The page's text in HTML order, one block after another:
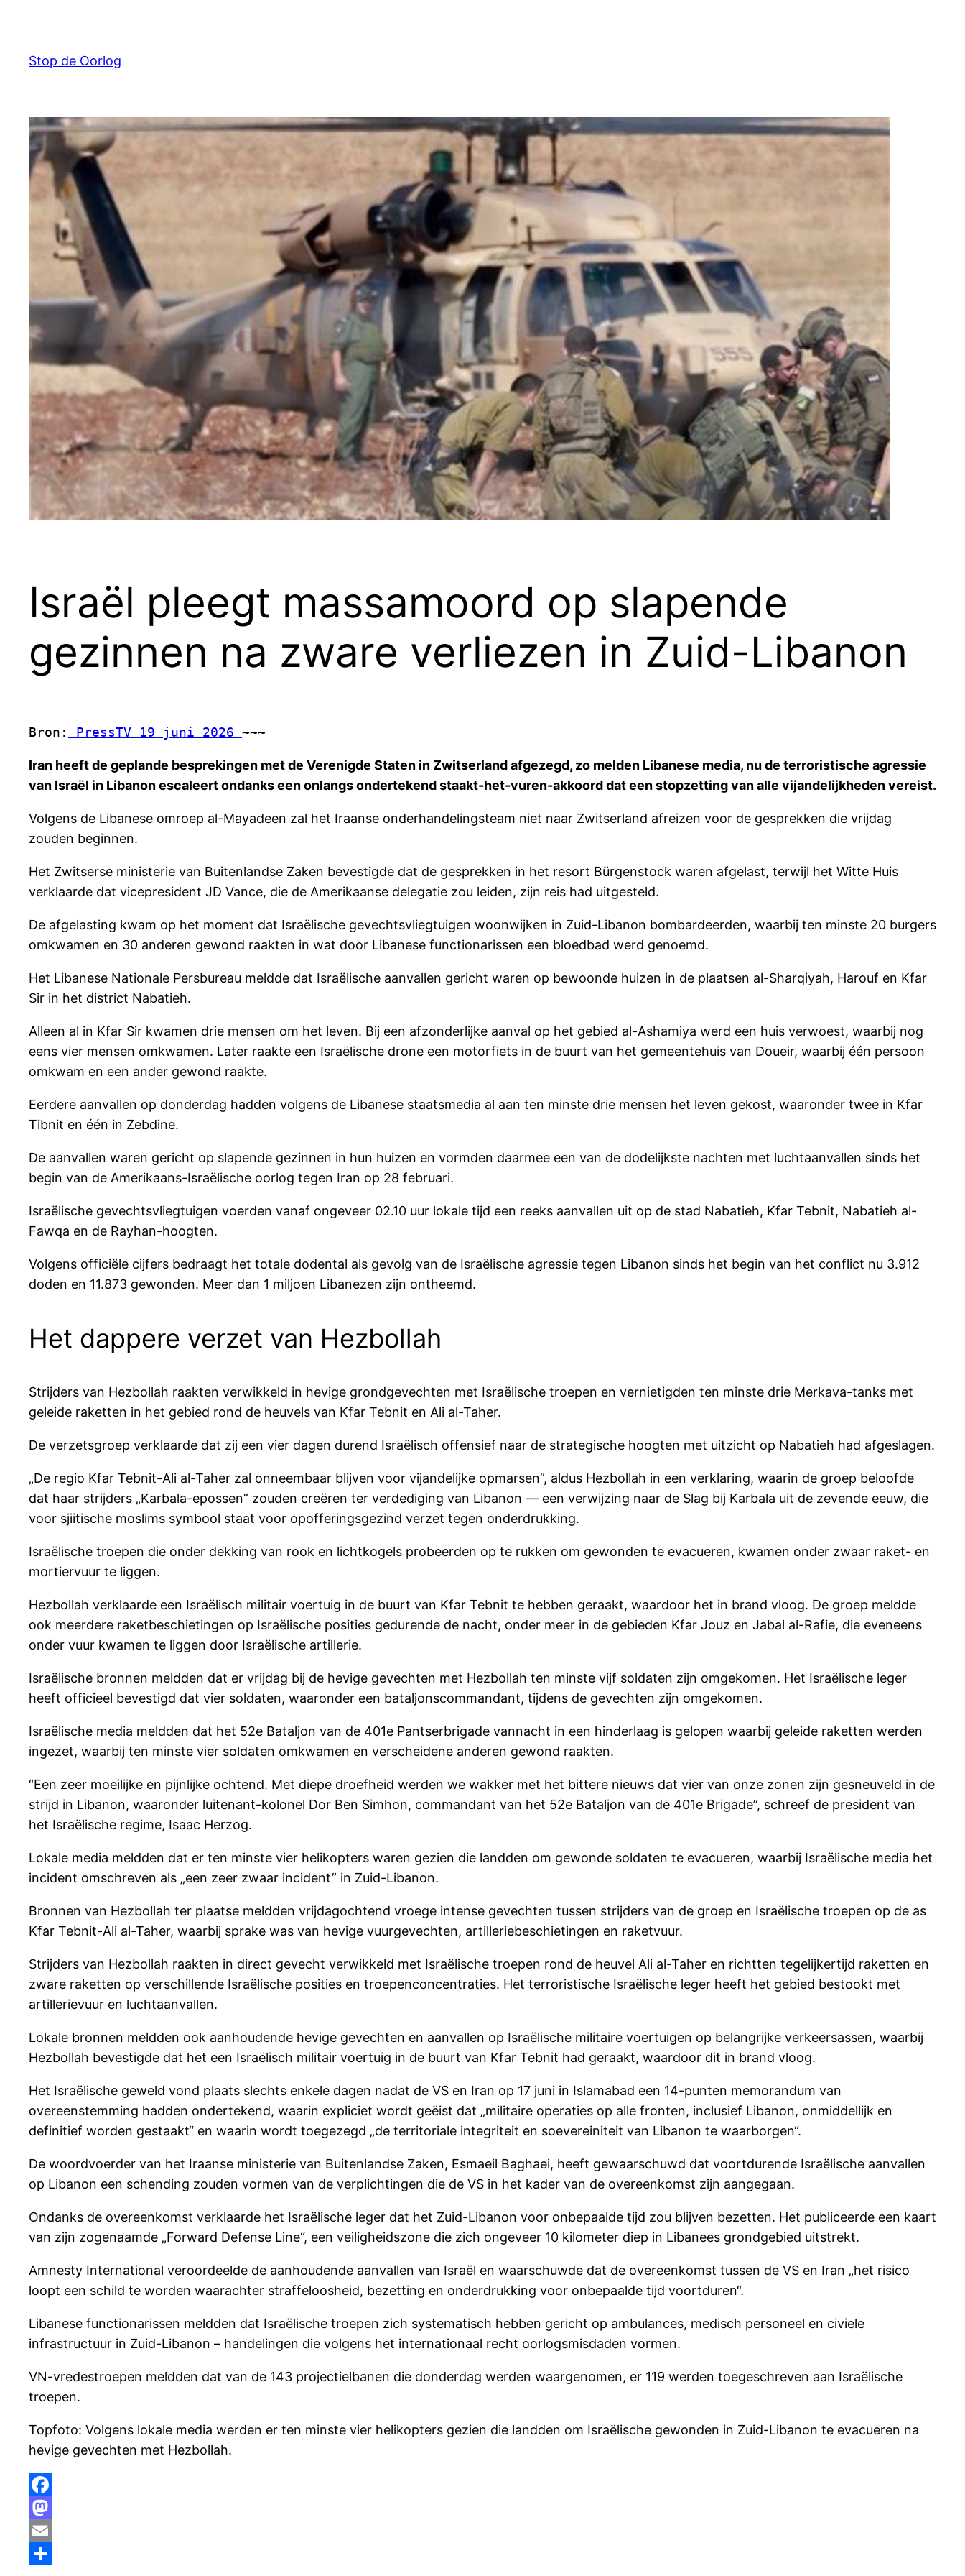
Stop de Oorlog
Israël pleegt massamoord op slapende
gezinnen na zware verliezen in Zuid-Libanon
Bron: PressTV 19 juni 2026 ~~~
Iran heeft de geplande besprekingen met de Verenigde Staten in Zwitserland afgezegd, zo melden Libanese media, nu de terroristische agressie
van Israël in Libanon escaleert ondanks een onlangs ondertekend staakt-het-vuren-akkoord dat een stopzetting van alle vijandelijkheden vereist.
Volgens de Libanese omroep al-Mayadeen zal het Iraanse onderhandelingsteam niet naar Zwitserland afreizen voor de gesprekken die vrijdag
zouden beginnen.
Het Zwitserse ministerie van Buitenlandse Zaken bevestigde dat de gesprekken in het resort Bürgenstock waren afgelast, terwijl het Witte Huis
verklaarde dat vicepresident JD Vance, die de Amerikaanse delegatie zou leiden, zijn reis had uitgesteld.
De afgelasting kwam op het moment dat Israëlische gevechtsvliegtuigen woonwijken in Zuid-Libanon bombardeerden, waarbij ten minste 20 burgers
omkwamen en 30 anderen gewond raakten in wat door Libanese functionarissen een bloedbad werd genoemd.
Het Libanese Nationale Persbureau meldde dat Israëlische aanvallen gericht waren op bewoonde huizen in de plaatsen al-Sharqiyah, Harouf en Kfar
Sir in het district Nabatieh.
Alleen al in Kfar Sir kwamen drie mensen om het leven. Bij een afzonderlijke aanval op het gebied al-Ashamiya werd een huis verwoest, waarbij nog
eens vier mensen omkwamen. Later raakte een Israëlische drone een motorfiets in de buurt van het gemeentehuis van Doueir, waarbij één persoon
omkwam en een ander gewond raakte.
Eerdere aanvallen op donderdag hadden volgens de Libanese staatsmedia al aan ten minste drie mensen het leven gekost, waaronder twee in Kfar
Tibnit en één in Zebdine.
De aanvallen waren gericht op slapende gezinnen in hun huizen en vormden daarmee een van de dodelijkste nachten met luchtaanvallen sinds het
begin van de Amerikaans-Israëlische oorlog tegen Iran op 28 februari.
Israëlische gevechtsvliegtuigen voerden vanaf ongeveer 02.10 uur lokale tijd een reeks aanvallen uit op de stad Nabatieh, Kfar Tebnit, Nabatieh al-
Fawqa en de Rayhan-hoogten.
Volgens officiële cijfers bedraagt het totale dodental als gevolg van de Israëlische agressie tegen Libanon sinds het begin van het conflict nu 3.912
doden en 11.873 gewonden. Meer dan 1 miljoen Libanezen zijn ontheemd.
Het dappere verzet van Hezbollah
Strijders van Hezbollah raakten verwikkeld in hevige grondgevechten met Israëlische troepen en vernietigden ten minste drie Merkava-tanks met
geleide raketten in het gebied rond de heuvels van Kfar Tebnit en Ali al-Taher.
De verzetsgroep verklaarde dat zij een vier dagen durend Israëlisch offensief naar de strategische hoogten met uitzicht op Nabatieh had afgeslagen.
„De regio Kfar Tebnit-Ali al-Taher zal onneembaar blijven voor vijandelijke opmarsen”, aldus Hezbollah in een verklaring, waarin de groep beloofde
dat haar strijders „Karbala-epossen” zouden creëren ter verdediging van Libanon — een verwijzing naar de Slag bij Karbala uit de zevende eeuw, die
voor sjiitische moslims symbool staat voor opofferingsgezind verzet tegen onderdrukking.
Israëlische troepen die onder dekking van rook en lichtkogels probeerden op te rukken om gewonden te evacueren, kwamen onder zwaar raket- en
mortiervuur te liggen.
Hezbollah verklaarde een Israëlisch militair voertuig in de buurt van Kfar Tebnit te hebben geraakt, waardoor het in brand vloog. De groep meldde
ook meerdere raketbeschietingen op Israëlische posities gedurende de nacht, onder meer in de gebieden Kfar Jouz en Jabal al-Rafie, die eveneens
onder vuur kwamen te liggen door Israëlische artillerie.
Israëlische bronnen meldden dat er vrijdag bij de hevige gevechten met Hezbollah ten minste vijf soldaten zijn omgekomen. Het Israëlische leger
heeft officieel bevestigd dat vier soldaten, waaronder een bataljonscommandant, tijdens de gevechten zijn omgekomen.
Israëlische media meldden dat het 52e Bataljon van de 401e Pantserbrigade vannacht in een hinderlaag is gelopen waarbij geleide raketten werden
ingezet, waarbij ten minste vier soldaten omkwamen en verscheidene anderen gewond raakten.
“Een zeer moeilijke en pijnlijke ochtend. Met diepe droefheid werden we wakker met het bittere nieuws dat vier van onze zonen zijn gesneuveld in de
strijd in Libanon, waaronder luitenant-kolonel Dor Ben Simhon, commandant van het 52e Bataljon van de 401e Brigade”, schreef de president van
het Israëlische regime, Isaac Herzog.
Lokale media meldden dat er ten minste vier helikopters waren gezien die landden om gewonde soldaten te evacueren, waarbij Israëlische media het
incident omschreven als „een zeer zwaar incident” in Zuid-Libanon.
Bronnen van Hezbollah ter plaatse meldden vrijdagochtend vroege intense gevechten tussen strijders van de groep en Israëlische troepen op de as
Kfar Tebnit-Ali al-Taher, waarbij sprake was van hevige vuurgevechten, artilleriebeschietingen en raketvuur.
Strijders van Hezbollah raakten in direct gevecht verwikkeld met Israëlische troepen rond de heuvel Ali al-Taher en richtten tegelijkertijd raketten en
zware raketten op verschillende Israëlische posities en troepenconcentraties. Het terroristische Israëlische leger heeft het gebied bestookt met
artillerievuur en luchtaanvallen.
Lokale bronnen meldden ook aanhoudende hevige gevechten en aanvallen op Israëlische militaire voertuigen op belangrijke verkeersassen, waarbij
Hezbollah bevestigde dat het een Israëlisch militair voertuig in de buurt van Kfar Tebnit had geraakt, waardoor dit in brand vloog.
Het Israëlische geweld vond plaats slechts enkele dagen nadat de VS en Iran op 17 juni in Islamabad een 14-punten memorandum van
overeenstemming hadden ondertekend, waarin expliciet wordt geëist dat „militaire operaties op alle fronten, inclusief Libanon, onmiddellijk en
definitief worden gestaakt“ en waarin wordt toegezegd „de territoriale integriteit en soevereiniteit van Libanon te waarborgen“.
De woordvoerder van het Iraanse ministerie van Buitenlandse Zaken, Esmaeil Baghaei, heeft gewaarschuwd dat voortdurende Israëlische aanvallen
op Libanon een schending zouden vormen van de verplichtingen die de VS in het kader van de overeenkomst zijn aangegaan.
Ondanks de overeenkomst verklaarde het Israëlische leger dat het Zuid-Libanon voor onbepaalde tijd zou blijven bezetten. Het publiceerde een kaart
van zijn zogenaamde „Forward Defense Line“, een veiligheidszone die zich ongeveer 10 kilometer diep in Libanees grondgebied uitstrekt.
Amnesty International veroordeelde de aanhoudende aanvallen van Israël en waarschuwde dat de overeenkomst tussen de VS en Iran „het risico
loopt een schild te worden waarachter straffeloosheid, bezetting en onderdrukking voor onbepaalde tijd voortduren“.
Libanese functionarissen meldden dat Israëlische troepen zich systematisch hebben gericht op ambulances, medisch personeel en civiele
infrastructuur in Zuid-Libanon – handelingen die volgens het internationaal recht oorlogsmisdaden vormen.
VN-vredestroepen meldden dat van de 143 projectielbanen die donderdag werden waargenomen, er 119 werden toegeschreven aan Israëlische
troepen.
Topfoto: Volgens lokale media werden er ten minste vier helikopters gezien die landden om Israëlische gewonden in Zuid-Libanon te evacueren na
hevige gevechten met Hezbollah.
Facebook
Mastodon
Email